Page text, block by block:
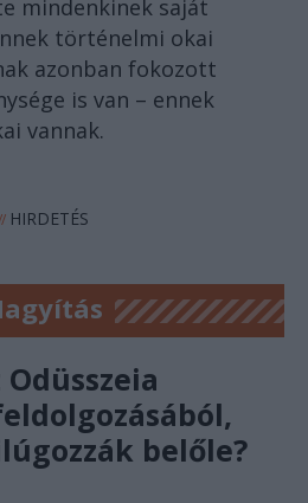
mindenkinek saját
történelmi okai
azonban fokozott
is van – ennek
vannak.
HIRDETÉS
belőle?